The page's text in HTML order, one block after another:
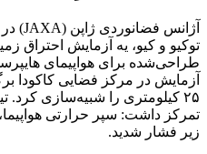
آژانس فضانوردی ژاپن (JAXA) در
توکیو و کیو، یه آزمایش احتراق
طراحی‌شده برای هواپیمای
آزمایش در مرکز فضایی کاکودا
۲۵ کیلومتری را شبیه‌سازی کرد.
تمرکز داشت: سپر حرارتی هواپیما،
زیر فشار شدید.